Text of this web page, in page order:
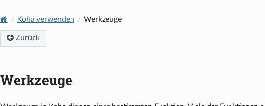
Koha verwenden Werkzeuge
Zurück
Werkzeuge